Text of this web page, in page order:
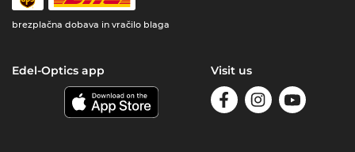
brezplačna dobava in vračilo blaga
Edel-Optics app Visit us